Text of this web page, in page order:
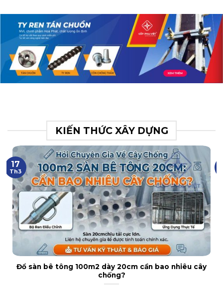
KIẾN THỨC XÂY DỰNG
Đổ sàn bê tông 100m2 dày 20cm cần bao nhiêu cây
chống?
17
Th3